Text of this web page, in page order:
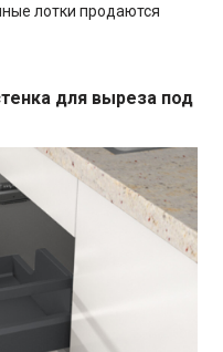
лотки продаются
для выреза под